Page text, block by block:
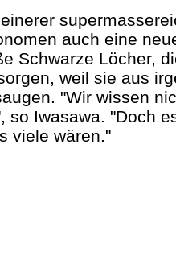
auch eine
Schwarze Löcher,
weil sie aus
"Wir wissen
so Iwasawa. "Doch
viele wären."